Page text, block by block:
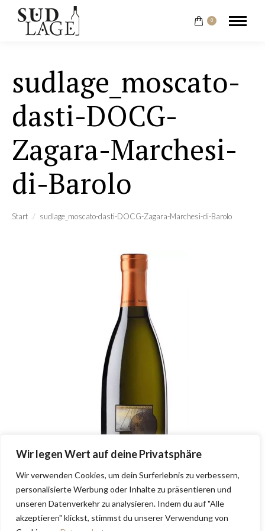
Wir legen Wert auf deine Privatsphäre
Wir verwenden Cookies, um dein Surferlebnis zu verbessern,
personalisierte Werbung oder Inhalte zu präsentieren und
unseren Datenverkehr zu analysieren. Indem du auf "Alle
akzeptieren" klickst, stimmst du unserer Verwendung von
0
sudlage_moscato-
dasti-DOCG-
Zagara-Marchesi-
di-Barolo
Start sudlage_moscato-dasti-DOCG-Zagara-Marchesi-di-Barolo